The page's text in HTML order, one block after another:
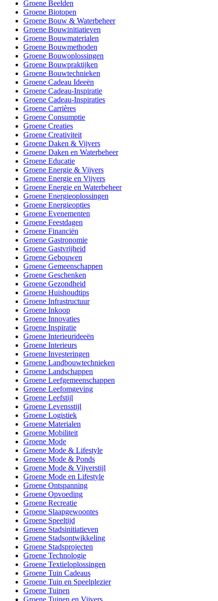
Groene Beelden
Groene Biotopen
Groene Bouw & Waterbeheer
Groene Bouwinitiatieven
Groene Bouwmaterialen
Groene Bouwmethoden
Groene Bouwoplossingen
Groene Bouwpraktijken
Groene Bouwtechnieken
Groene Cadeau Ideeën
Groene Cadeau-Inspiratie
Groene Cadeau-Inspiraties
Groene Carrières
Groene Consumptie
Groene Creaties
Groene Creativiteit
Groene Daken & Vijvers
Groene Daken en Waterbeheer
Groene Educatie
Groene Energie & Vijvers
Groene Energie en Vijvers
Groene Energie en Waterbeheer
Groene Energieoplossingen
Groene Energieopties
Groene Evenementen
Groene Feestdagen
Groene Financiën
Groene Gastronomie
Groene Gastvrijheid
Groene Gebouwen
Groene Gemeenschappen
Groene Geschenken
Groene Gezondheid
Groene Huishoudtips
Groene Infrastructuur
Groene Inkoop
Groene Innovaties
Groene Inspiratie
Groene Interieurideeën
Groene Interieurs
Groene Investeringen
Groene Landbouwtechnieken
Groene Landschappen
Groene Leefgemeenschappen
Groene Leefomgeving
Groene Leefstijl
Groene Levensstijl
Groene Logistiek
Groene Materialen
Groene Mobiliteit
Groene Mode
Groene Mode & Lifestyle
Groene Mode & Ponds
Groene Mode & Vijverstijl
Groene Mode en Lifestyle
Groene Ontspanning
Groene Opvoeding
Groene Recreatie
Groene Slaapgewoontes
Groene Speeltijd
Groene Stadsinitiatieven
Groene Stadsontwikkeling
Groene Stadsprojecten
Groene Technologie
Groene Textieloplossingen
Groene Tuin Cadeaus
Groene Tuin en Speelplezier
Groene Tuinen